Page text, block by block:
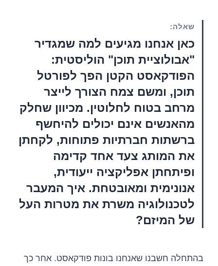
שאלה:
כאן אנחנו מגיעים למה שמגדיר
"אבולוציית תוכן" הוליסטית:
הפודקאסט הקטן הפך לפורטל
תוכן, ומשם צמח הצורך לייצר
מרחב בטוח לחלוטין. מכיוון שחלק
מהאנשים אינם יכולים להיחשף
ברשתות חברתיות פתוחות, לקחתן
את המותג צעד אחד קדימה
ופיתחתן אפליקציה ייעודית,
אנונימית ומאובטחת. איך המעבר
לטכנולוגיה משרת את מטרות העל
של המיזם?
בהתחלה חשבנו שאנחנו בונות פודקאסט. אחר כך